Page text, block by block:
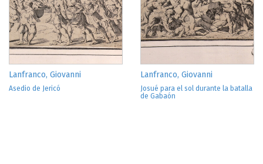
Lanfranco, Giovanni
Asedio de Jericó
Lanfranco, Giovanni
Josué para el sol durante la batalla
de Gabaón